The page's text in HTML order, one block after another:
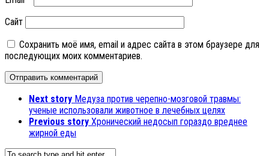
Сайт
Сохранить моё имя, email и адрес сайта в этом браузере для
последующих моих комментариев.
Next story Медуза против черепно-мозговой травмы:
ученые использовали животное в лечебных целях
Previous story Хронический недосып гораздо вреднее
жирной еды